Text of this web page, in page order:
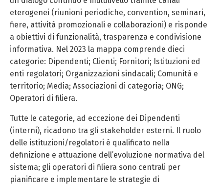
eterogenei (riunioni periodiche, convention, seminari,
fiere, attività promozionali e collaborazioni) e risponde
a obiettivi di funzionalità, trasparenza e condivisione
informativa. Nel 2023 la mappa comprende dieci
categorie: Dipendenti; Clienti; Fornitori; Istituzioni ed
enti regolatori; Organizzazioni sindacali; Comunità e
territorio; Media; Associazioni di categoria; ONG;
Operatori di filiera.
Tutte le categorie, ad eccezione dei Dipendenti
(interni), ricadono tra gli stakeholder esterni. Il ruolo
delle istituzioni/regolatori è qualificato nella
definizione e attuazione dell’evoluzione normativa del
sistema; gli operatori di filiera sono centrali per
pianificare e implementare le strategie di